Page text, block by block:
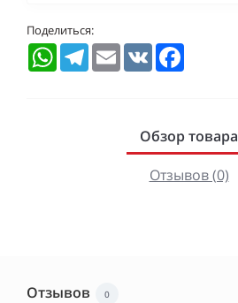
Поделиться:
WhatsAppTelegramEmail VK
Обзор товара
Отзывов (0)
Отзывов 0